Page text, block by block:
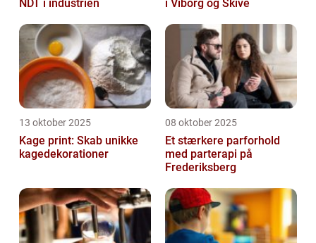
NDT i industrien i Viborg og Skive
13 oktober 2025
Kage print: Skab unikke
kagedekorationer
08 oktober 2025
Et stærkere parforhold
med parterapi på
Frederiksberg